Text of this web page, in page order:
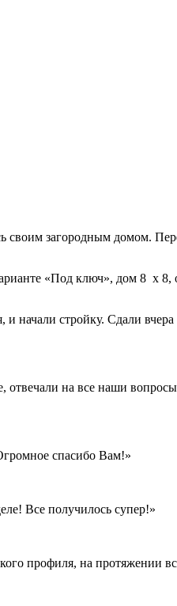
своим загородным домом.
«Под ключ», дом 8 х
начали стройку. Сдали
отвечали на все наши
спасибо Вам!»
Все получилось супер!»
профиля, на протяжении